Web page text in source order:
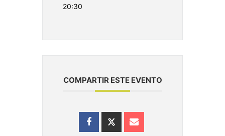
20:30
COMPARTIR ESTE EVENTO